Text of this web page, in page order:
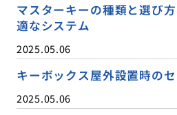
マスターキーの種類と選び
適なシステム
2025.05.06
キーボックス屋外設置時の
2025.05.06